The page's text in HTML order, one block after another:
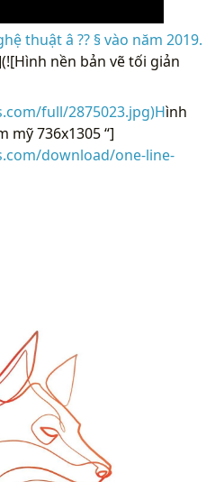
thuật â ?? § vào năm 2019.
nền bản vẽ tối giản
full/2875023.jpg)Hình
mỹ 736x1305 “]
download/one-line-